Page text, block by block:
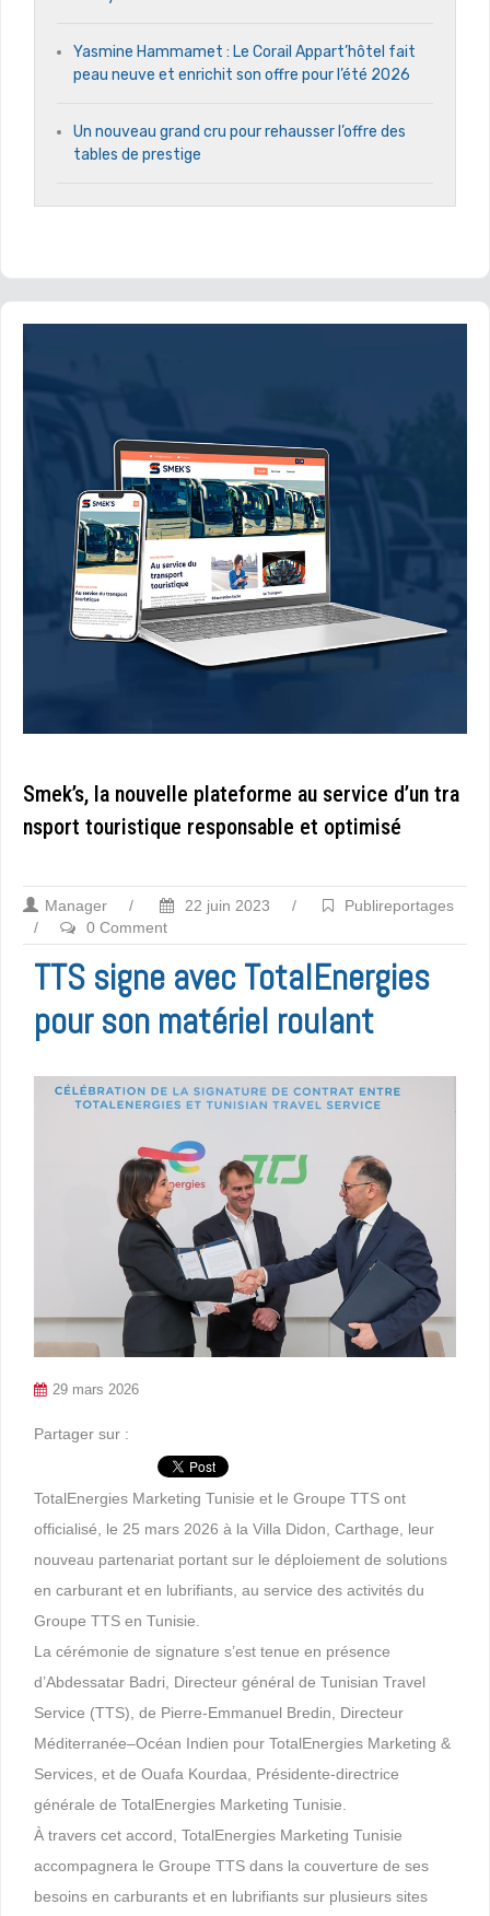
Yasmine Hammamet : Le Corail Appart’hôtel fait
peau neuve et enrichit son offre pour l’été 2026
Un nouveau grand cru pour rehausser l’offre des
tables de prestige
Smek’s, la nouvelle plateforme au service d’un tra
nsport touristique responsable et optimisé
Manager / 22 juin 2023 /
Publireportages
/
0 Comment
TTS signe avec TotalEnergies
pour son matériel roulant
29 mars 2026
Partager sur :
TotalEnergies Marketing Tunisie et le Groupe TTS ont
officialisé, le 25 mars 2026 à la Villa Didon, Carthage, leur
nouveau partenariat portant sur le déploiement de solutions
en carburant et en lubrifiants, au service des activités du
Groupe TTS en Tunisie.
La cérémonie de signature s’est tenue en présence
d’Abdessatar Badri, Directeur général de Tunisian Travel
Service (TTS), de Pierre-Emmanuel Bredin, Directeur
Méditerranée–Océan Indien pour TotalEnergies Marketing &
Services, et de Ouafa Kourdaa, Présidente-directrice
générale de TotalEnergies Marketing Tunisie.
À travers cet accord, TotalEnergies Marketing Tunisie
accompagnera le Groupe TTS dans la couverture de ses
besoins en carburants et en lubrifiants sur plusieurs sites